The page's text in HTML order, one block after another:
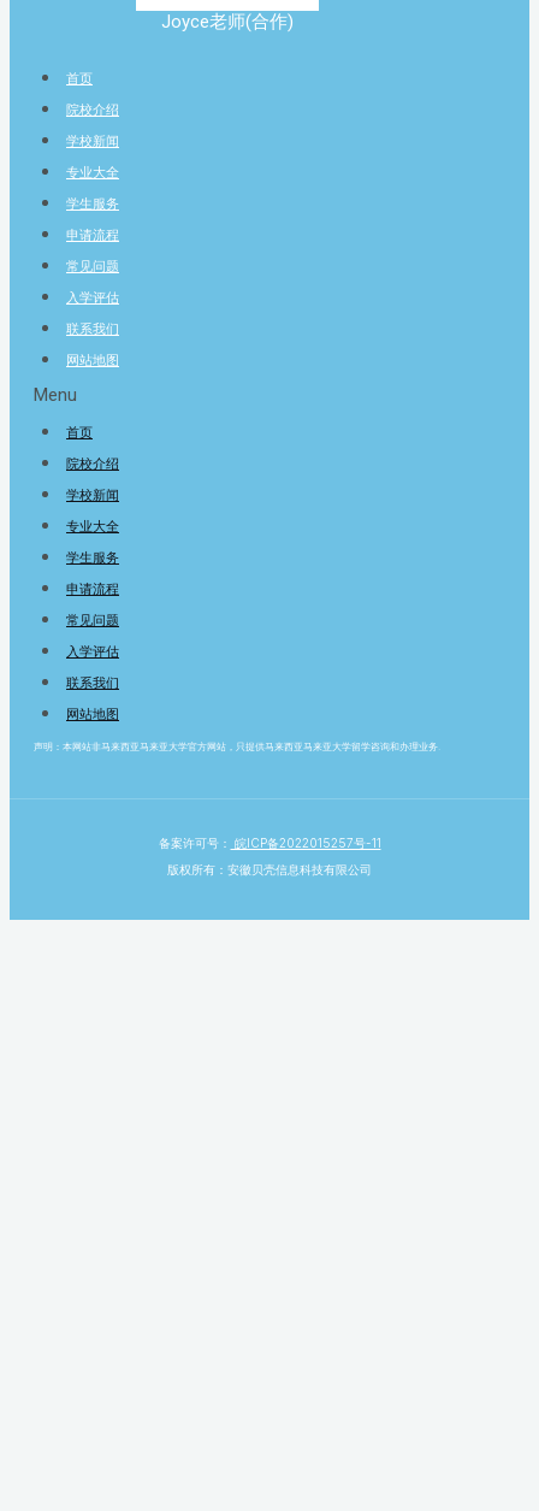
Joyce老师(合作)
首页
院校介绍
学校新闻
专业大全
学生服务
申请流程
常见问题
入学评估
联系我们
网站地图
Menu
首页
院校介绍
学校新闻
专业大全
学生服务
申请流程
常见问题
入学评估
联系我们
网站地图
声明：本网站非马来西亚马来亚大学官方网站，只提供马来西亚马来亚大学留学咨询和办理业务.
备案许可号： 皖ICP备2022015257号-11
版权所有：安徽贝壳信息科技有限公司